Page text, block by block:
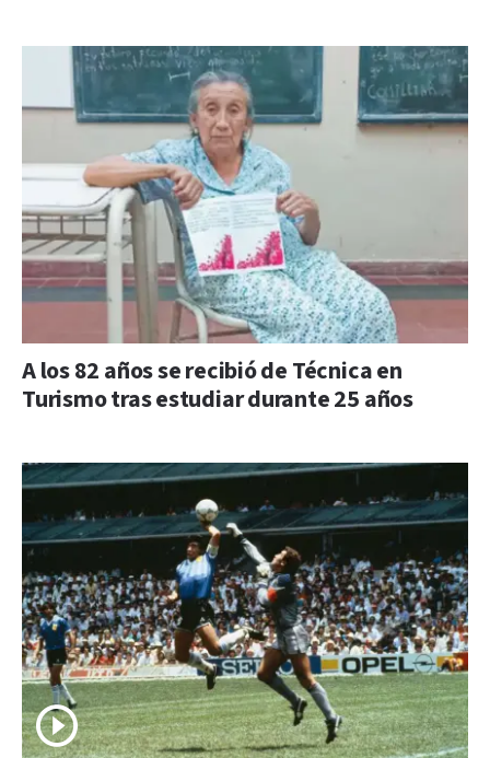
A los 82 años se recibió de Técnica en
Turismo tras estudiar durante 25 años